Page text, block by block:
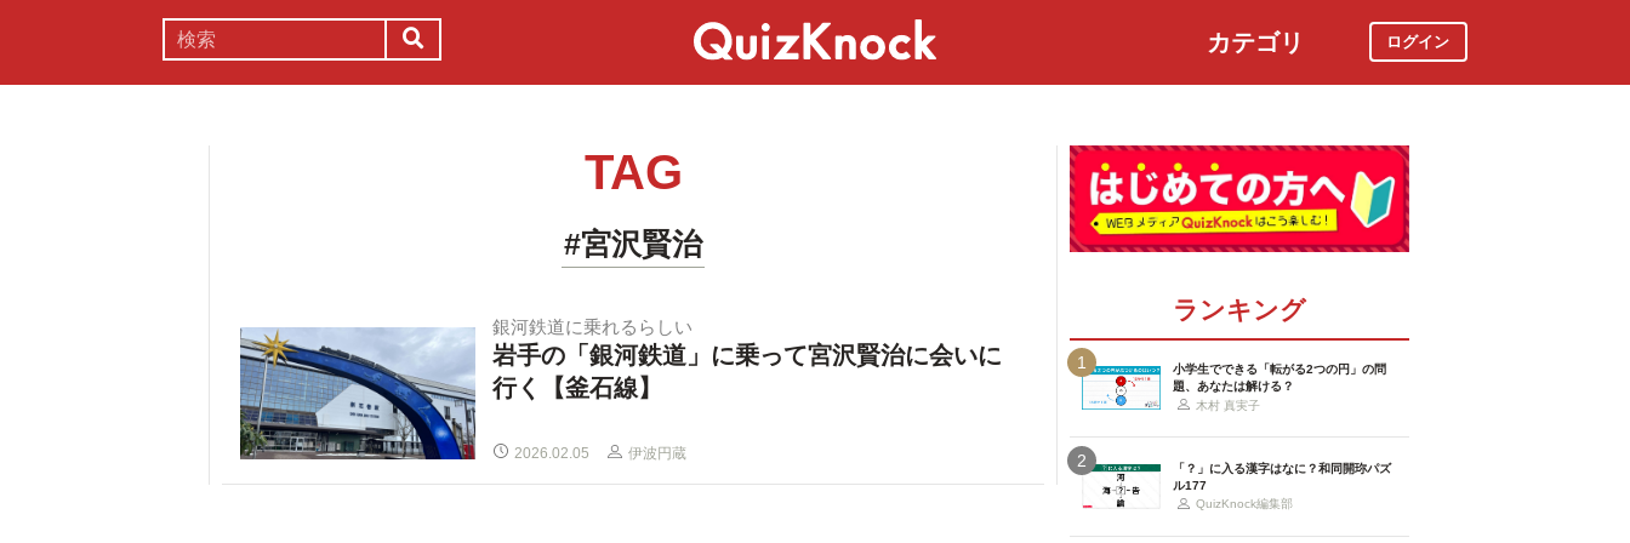
カテゴリ ログイン
TAG
#宮沢賢治
銀河鉄道に乗れるらしい
岩手の「銀河鉄道」に乗って宮沢賢治に会いに
行く【釜石線】
2026.02.05 伊波円蔵
ランキング
1
小学生でできる「転がる2つの円」の問
題、あなたは解ける？
木村 真実子
2
「？」に入る漢字はなに？和同開珎パズ
ル177
QuizKnock編集部